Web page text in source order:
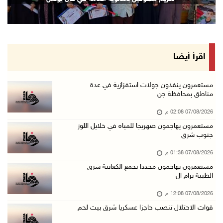
07/آب/2026 01:38 م
مستعمرون يهاجمون مجددا تجمع الكعابنة شرق الطي ...
أسعار النفط تواصل الصعود وسط مخاوف بشأن مستقب ...
الذهب يتجه لأفضل أداء أسبوعي منذ كانون الثاني
قوات الاحتلال تنصب حاجزا عسكريا شرق بيت لحم
مستعمرون بحماية قوات الاحتلال يقتحمون برك سلي ...
الاحتلال يقتحم بلدة طمون جنوب طوباس
07/آب/2026 08:24 ص
محافظة القدس: انسحاب قوات الاحتلال من مخيم قل ...
اقرأ أيضا
مستعمرون ينفذون جولات استفزازية في عدة
مناطق بمحافظة جن
07/08/2026 02:08 م
مستعمرون يهاجمون صهريجا للمياه في خلايل اللوز
جنوب شرق
07/08/2026 01:38 م
مستعمرون يهاجمون مجددا تجمع الكعابنة شرق
الطيبة برام ال
07/08/2026 12:08 م
قوات الاحتلال تنصب حاجزا عسكريا شرق بيت لحم